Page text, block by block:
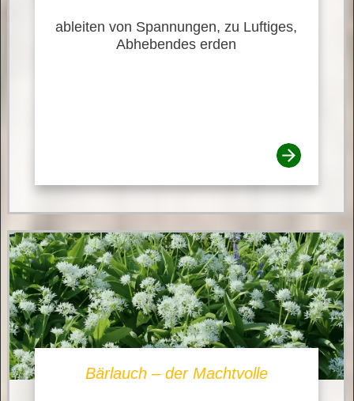
ableiten von Spannungen, zu Luftiges,
Abhebendes erden
Bärlauch – der Machtvolle